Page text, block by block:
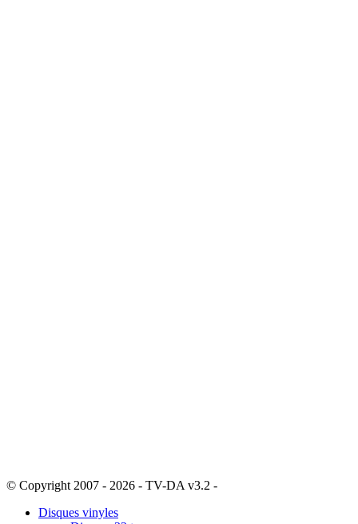
© Copyright 2007 - 2026 - TV-DA v3.2 -
Disques vinyles